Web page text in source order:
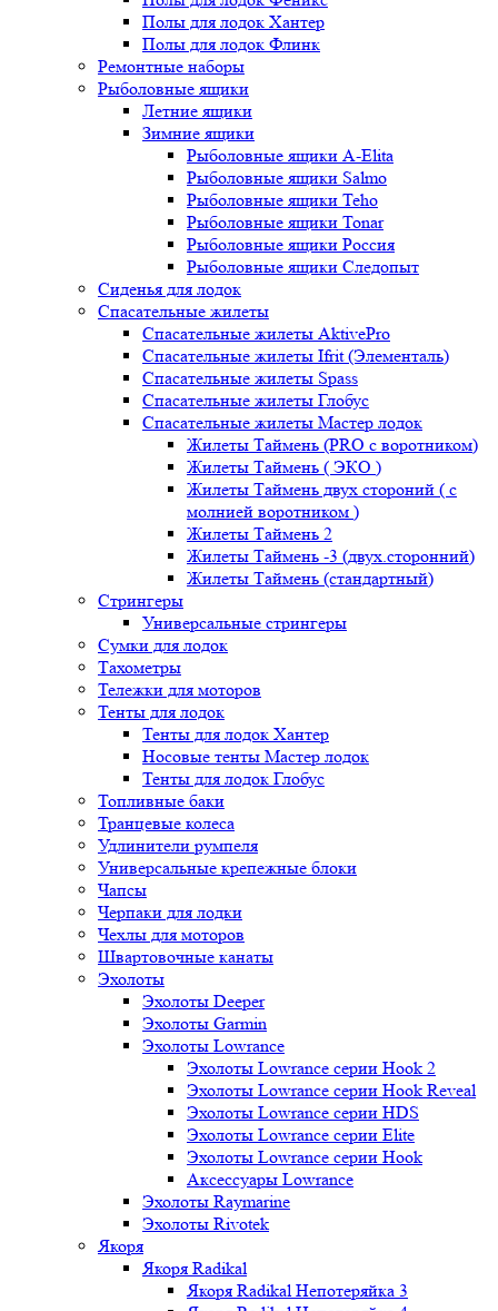
Полы для лодок Хантер
Полы для лодок Флинк
Ремонтные наборы
Рыболовные ящики
Летние ящики
Зимние ящики
Рыболовные ящики A-Elita
Рыболовные ящики Salmo
Рыболовные ящики Teho
Рыболовные ящики Tonar
Рыболовные ящики Россия
Рыболовные ящики Следопыт
Сиденья для лодок
Спасательные жилеты
Спасательные жилеты AktivePro
Спасательные жилеты Ifrit (Элементаль)
Спасательные жилеты Spass
Спасательные жилеты Глобус
Спасательные жилеты Мастер лодок
Жилеты Таймень (PRO c воротником)
Жилеты Таймень ( ЭКО )
Жилеты Таймень двух стороний ( с
молнией воротником )
Жилеты Таймень 2
Жилеты Таймень -3 (двух.сторонний)
Жилеты Таймень (стандартный)
Стрингеры
Универсальные стрингеры
Сумки для лодок
Тахометры
Тележки для моторов
Тенты для лодок
Тенты для лодок Хантер
Носовые тенты Мастер лодок
Тенты для лодок Глобус
Топливные баки
Транцевые колеса
Удлинители румпеля
Универсальные крепежные блоки
Чапсы
Черпаки для лодки
Чехлы для моторов
Швартовочные канаты
Эхолоты
Эхолоты Deeper
Эхолоты Garmin
Эхолоты Lowrance
Эхолоты Lowrance серии Hook 2
Эхолоты Lowrance серии Hook Reveal
Эхолоты Lowrance серии HDS
Эхолоты Lowrance серии Elite
Эхолоты Lowrance серии Hook
Аксессуары Lowrance
Эхолоты Raymarine
Эхолоты Rivotek
Якоря
Якоря Radikal
Якоря Radikal Непотеряйка 3